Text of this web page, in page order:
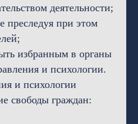
деятельности;
преследуя при этом
избранным в органы
и психологии.
и психологии
свободы граждан: